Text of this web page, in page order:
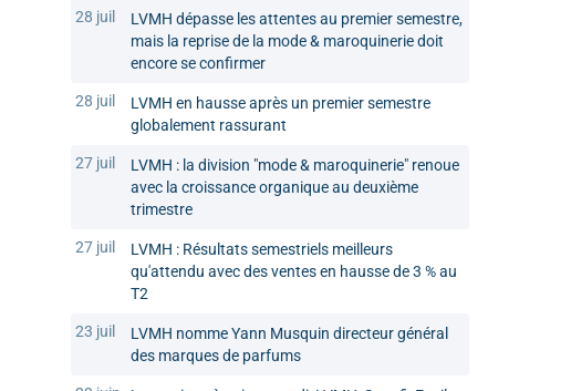
28 juil
LVMH dépasse les attentes au premier semestre,
mais la reprise de la mode & maroquinerie doit
encore se confirmer
28 juil
LVMH en hausse après un premier semestre
globalement rassurant
27 juil
LVMH : la division "mode & maroquinerie" renoue
avec la croissance organique au deuxième
trimestre
27 juil
LVMH : Résultats semestriels meilleurs
qu'attendu avec des ventes en hausse de 3 % au
T2
23 juil
LVMH nomme Yann Musquin directeur général
des marques de parfums